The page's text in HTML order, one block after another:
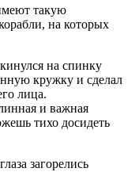
такую
на которых
на спинку
кружку и сделал
лица.
и важная
тихо досидеть
загорелись